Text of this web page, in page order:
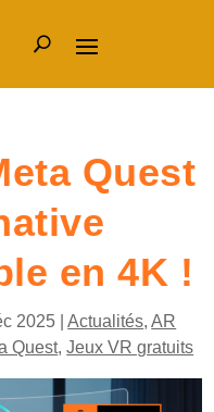
Quest
en 4K !
2025 |Actualités,AR
Quest,Jeux VR gratuits